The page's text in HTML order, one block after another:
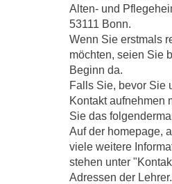
Alten- und
53111 Bonn.
Wenn Sie erstmals
möchten, seien Sie
Beginn da.
Falls Sie, bevor Sie
Kontakt aufnehmen
Sie das
Auf der homepage,
viele weitere
stehen unter
Adressen der